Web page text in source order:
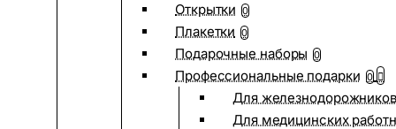
Открытки 0
Плакетки 0
Подарочные наборы 0
Профессиональные подарки 0
Для железнодорожников
Для медицинских